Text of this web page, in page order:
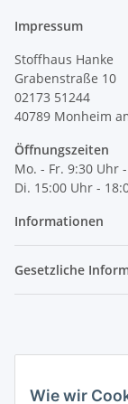
Wie wir
Impressum
Stoffhaus Hanke
Grabenstraße 10
02173 51244
40789 Monheim
Öffnungszeiten
Mo. - Fr. 9:30 Uhr
Di. 15:00 Uhr -
Informationen
Gesetzliche